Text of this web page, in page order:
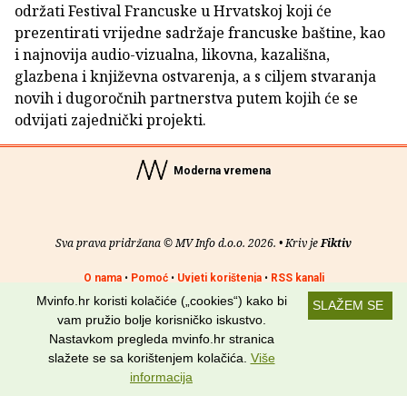
održati Festival Francuske u Hrvatskoj koji će
prezentirati vrijedne sadržaje francuske baštine, kao
i najnovija audio-vizualna, likovna, kazališna,
glazbena i književna ostvarenja, a s ciljem stvaranja
novih i dugoročnih partnerstva putem kojih će se
odvijati zajednički projekti.
Moderna vremena
Sva prava pridržana © MV Info d.o.o. 2026. • Kriv jeFiktiv
O nama• Pomoć• Uvjeti korištenja• RSS kanali
Potraži nas na: SLAŽEM SE
Mvinfo.hr koristi kolačiće („cookies“) kako bi
vam pružio bolje korisničko iskustvo.
Nastavkom pregleda mvinfo.hr stranica
slažete se sa korištenjem kolačića. Više
informacija